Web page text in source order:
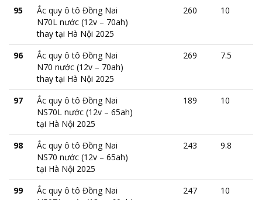
95
Ắc quy ô tô Đồng Nai
N70L nước (12v – 70ah)
thay tại Hà Nội 2025
260 10
96
Ắc quy ô tô Đồng Nai
N70 nước (12v – 70ah)
thay tại Hà Nội 2025
269 7.5
97
Ắc quy ô tô Đồng Nai
NS70L nước (12v – 65ah)
tại Hà Nội 2025
189 10
98
Ắc quy ô tô Đồng Nai
NS70 nước (12v – 65ah)
tại Hà Nội 2025
243 9.8
99
Ắc quy ô tô Đồng Nai
247 10